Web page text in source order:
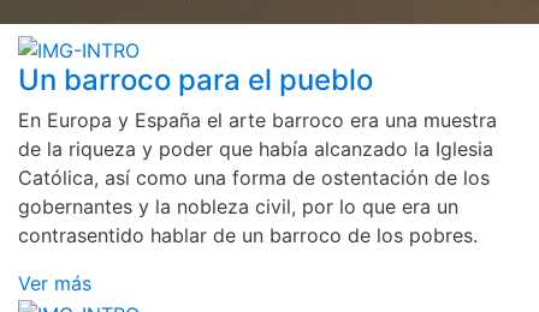
Un barroco para el pueblo
En Europa y España el arte barroco era una muestra
de la riqueza y poder que había alcanzado la Iglesia
Católica, así como una forma de ostentación de los
gobernantes y la nobleza civil, por lo que era un
contrasentido hablar de un barroco de los pobres.
Ver más